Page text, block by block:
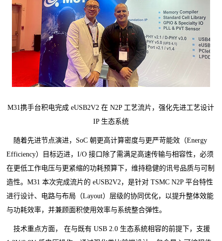
M31携手台积电完成 eUSB2V2 在 N2P 工艺流片，强化先进工艺设计
IP 生态系统
随着先进节点演进，SoC 朝更高计算密度与更严苛能效（Energy
Efficiency）目标迈进，I/O 接口除了需满足高速传输与相容性，必须
在更低工作电压与更紧缩的功耗预算下，维持稳健的讯号品质与可制
造性。M31 本次完成流片的 eUSB2V2，是针对 TSMC N2P 平台特性
进行设计、电路与布局（Layout）层级的协同优化，以提升整体效能
与功耗效率，并兼顾面积使用效率与系统整合弹性。
技术重点方面， 在与既有 USB 2.0 生态系統相容的前提下，支援